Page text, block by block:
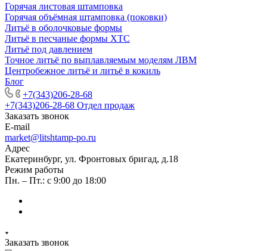
Горячая листовая штамповка
Горячая объёмная штамповка (поковки)
Литьё в оболочковые формы
Литьё в песчаные формы ХТС
Литьё под давлением
Точное литьё по выплавляемым моделям ЛВМ
Центробежное литьё и литьё в кокиль
Блог
+7(343)206-28-68
+7(343)206-28-68 Отдел продаж
Заказать звонок
E-mail
market@litshtamp-po.ru
Адрес
Екатеринбург, ул. Фронтовых бригад, д.18
Режим работы
Пн. – Пт.: с 9:00 до 18:00
Заказать звонок